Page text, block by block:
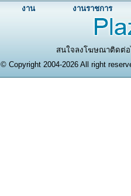
งาน งานราชการ
สนใจลงโฆษณาติดต่อ
© Copyright 2004-2026 All right